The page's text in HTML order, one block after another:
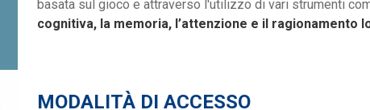
basata sul gioco e attraverso l'utilizzo di vari strumenti
cognitiva, la memoria, l’attenzione e il ragionamento
MODALITÀ DI ACCESSO